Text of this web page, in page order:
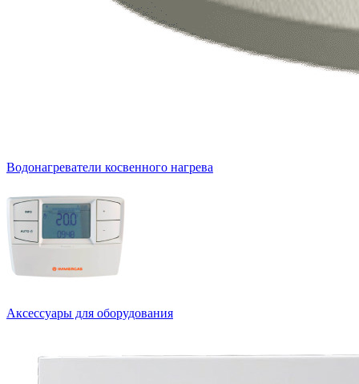
Водонагреватели косвенного нагрева
Аксессуары для оборудования